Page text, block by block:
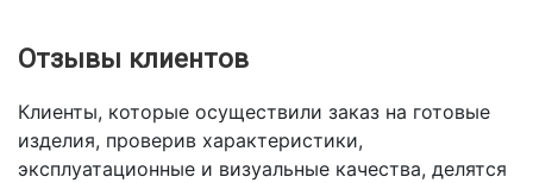
Отзывы клиентов
Клиенты, которые осуществили заказ на готовые
изделия, проверив характеристики,
эксплуатационные и визуальные качества, делятся